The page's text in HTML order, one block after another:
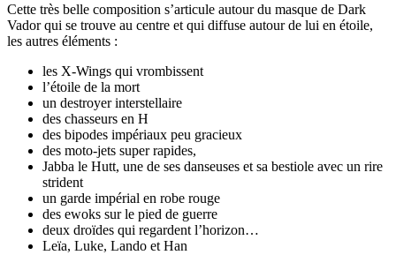
Cette très belle composition s’articule autour du masque de Dark
Vador qui se trouve au centre et qui diffuse autour de lui en étoile,
les autres éléments :
les X-Wings qui vrombissent
l’étoile de la mort
un destroyer interstellaire
des chasseurs en H
des bipodes impériaux peu gracieux
des moto-jets super rapides,
Jabba le Hutt, une de ses danseuses et sa bestiole avec un rire
strident
un garde impérial en robe rouge
des ewoks sur le pied de guerre
deux droïdes qui regardent l’horizon…
Leïa, Luke, Lando et Han